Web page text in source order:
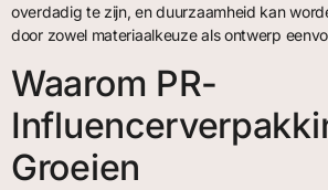
overdadig te zijn, en duurzaamheid kan
door zowel materiaalkeuze als ontwerp
Waarom PR-
Groeien